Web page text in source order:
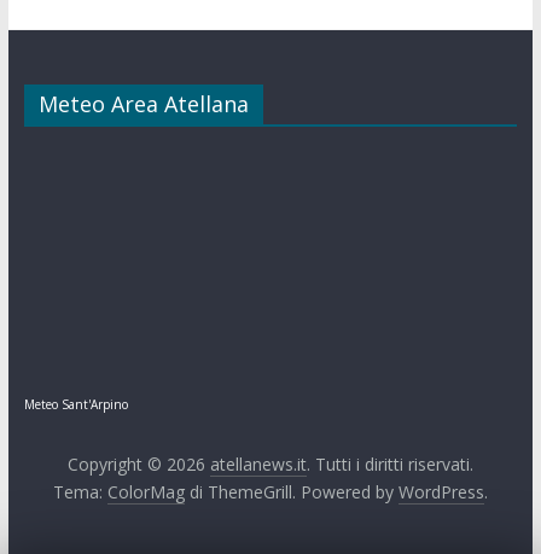
Meteo Area Atellana
Meteo Sant'Arpino
Copyright © 2026 atellanews.it. Tutti i diritti riservati.
Tema: ColorMagdi ThemeGrill. Powered by WordPress.